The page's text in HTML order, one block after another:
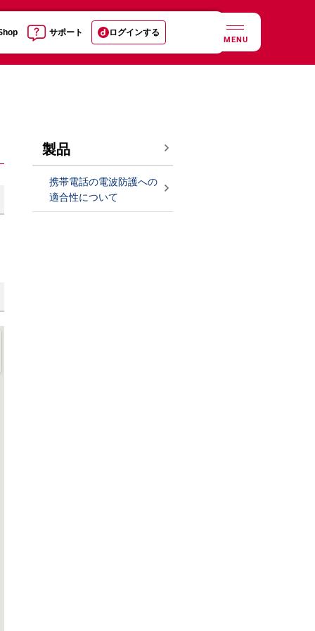
サポート ログインする
MENU
製品
携帯電話の電波防護への
適合性について